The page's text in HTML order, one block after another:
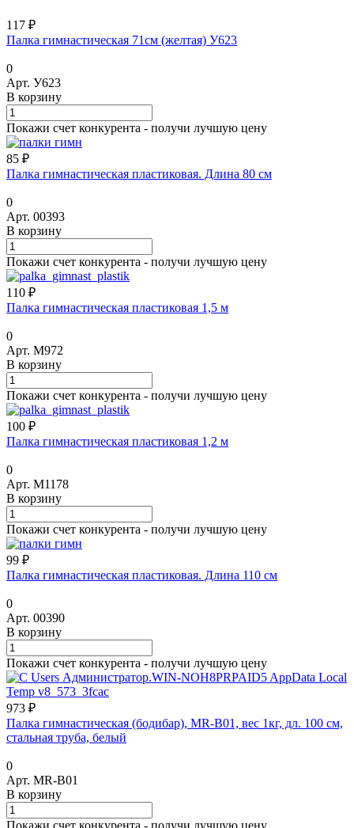
117 ₽
Палка гимнастическая 71см (желтая) У623
0
Арт. У623
В корзину
Покажи счет конкурента - получи лучшую цену
85 ₽
Палка гимнастическая пластиковая. Длина 80 см
0
Арт. 00393
В корзину
Покажи счет конкурента - получи лучшую цену
110 ₽
Палка гимнастическая пластиковая 1,5 м
0
Арт. М972
В корзину
Покажи счет конкурента - получи лучшую цену
100 ₽
Палка гимнастическая пластиковая 1,2 м
0
Арт. М1178
В корзину
Покажи счет конкурента - получи лучшую цену
99 ₽
Палка гимнастическая пластиковая. Длина 110 см
0
Арт. 00390
В корзину
Покажи счет конкурента - получи лучшую цену
973 ₽
Палка гимнастическая (бодибар), MR-B01, вес 1кг, дл. 100 см,
стальная труба, белый
0
Арт. MR-B01
В корзину
Покажи счет конкурента - получи лучшую цену